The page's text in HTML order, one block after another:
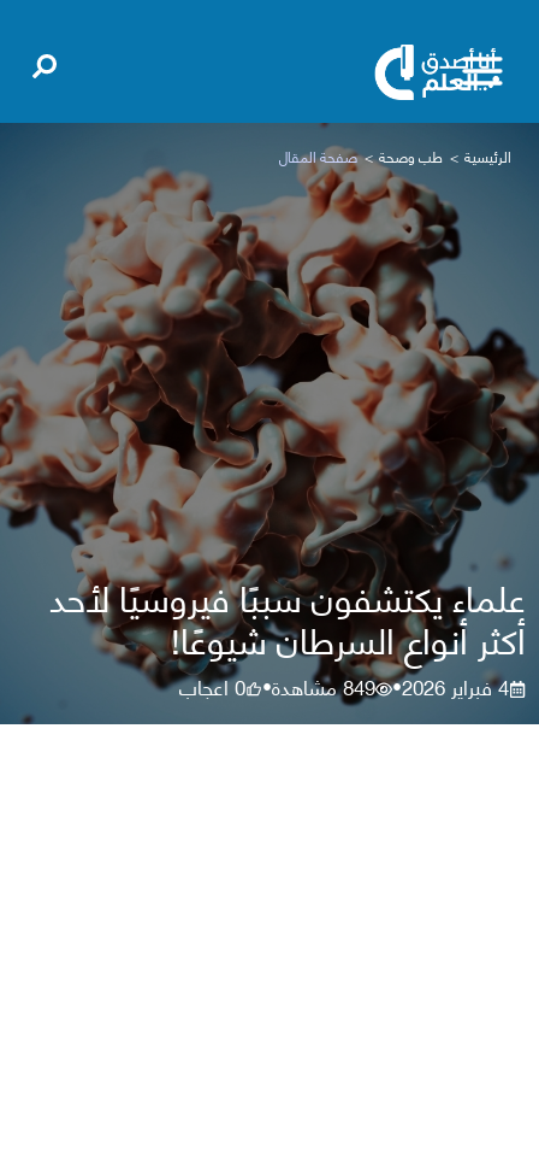
الرئيسية طب وصحة صفحة المقال
علماء يكتشفون سببًا فيروسيًا لأحد
أكثر أنواع السرطان شيوعًا!
4 فبراير 2026 •
849مشاهدة•
0اعجاب